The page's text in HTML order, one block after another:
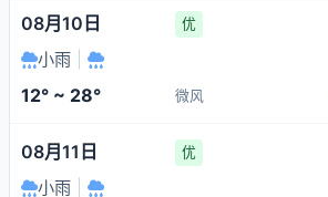
08月10日 优
小雨
12° ~ 28° 微风
08月11日 优
小雨